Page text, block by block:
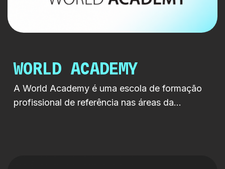
WORLD ACADEMY
A World Academy é uma escola de formação
profissional de referência nas áreas da